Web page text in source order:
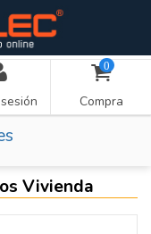
0
Compra
Vivienda